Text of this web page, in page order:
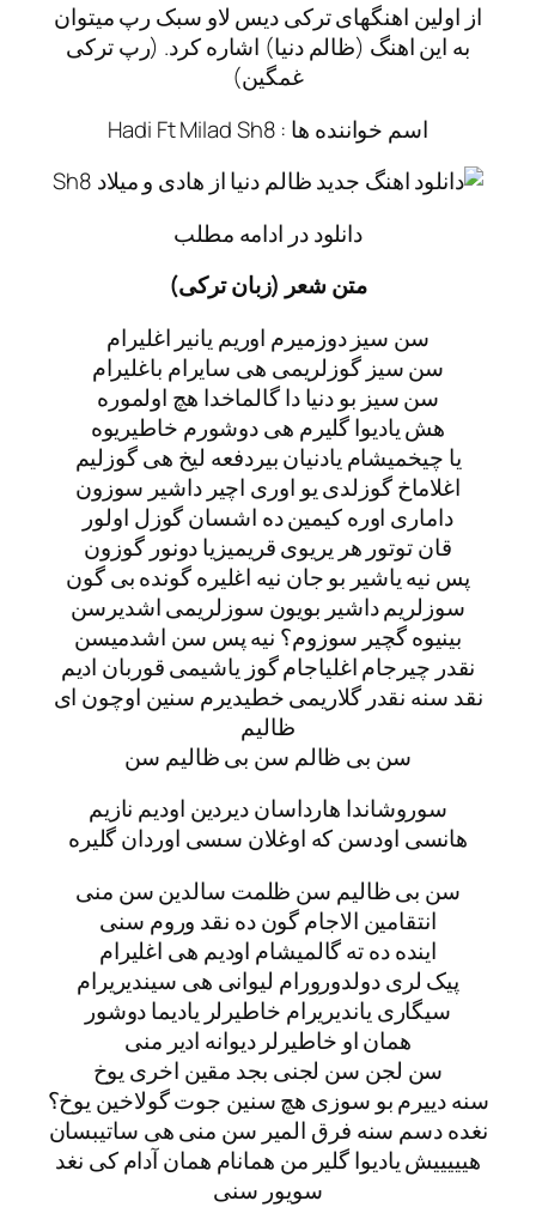
از اولین اهنگهای ترکی دیس لاو سبک رپ میتوان
به این اهنگ (ظالم دنیا) اشاره کرد. (رپ ترکی
غمگین)
اسم خواننده ها : Hadi Ft Milad Sh8
دانلود در ادامه مطلب
متن شعر (زبان ترکی)
سن سیز دوزمیرم اوریم یانیر اغلیرام
سن سیز گوزلریمی هی سایرام باغلیرام
سن سیز بو دنیا دا گالماخدا هچ اولموره
هش یادیوا گلیرم هی دوشورم خاطیریوه
یا چیخمیشام یادنیان بیردفعه لیخ هی گوزلیم
اغلاماخ گوزلدی یو اوری اچیر داشیر سوزون
داماری اوره کیمین ده اشسان گوزل اولور
قان توتور هر یریوی قریمیزیا دونور گوزون
پس نیه یاشیر بو جان نیه اغلیره گونده بی گون
سوزلریم داشیر بویون سوزلریمی اشدیرسن
بینیوه گچیر سوزوم؟ نیه پس سن اشدمیسن
نقدر چیرجام اغلیاجام گوز یاشیمی قوربان ادیم
نقد سنه نقدر گلاریمی خطیدیرم سنین اوچون ای
ظالیم
سن بی ظالم سن بی ظالیم سن
سوروشاندا هارداسان دیردین اودیم نازیم
هانسی اودسن که اوغلان سسی اوردان گلیره
سن بی ظالیم سن ظلمت سالدین سن منی
انتقامین الاجام گون ده نقد وروم سنی
اینده ده ته گالمیشام اودیم هی اغلیرام
پیک لری دولدورورام لیوانی هی سیندیریرام
سیگاری یاندیریرام خاطیرلر یادیما دوشور
همان او خاطیرلر دیوانه ادیر منی
سن لجن سن لجنی بجد مقین اخری یوخ
سنه دییرم بو سوزی هچ سنین جوت گولاخین یوخ؟
نغده دسم سنه فرق المیر سن منی هی ساتیبسان
هیییییش یادیوا گلیر من همانام همان آدام کی نغد
سویور سنی